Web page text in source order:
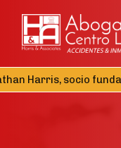
Harris, socio